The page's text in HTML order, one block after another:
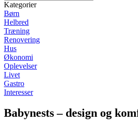
Kategorier
Børn
Helbred
Træning
Renovering
Hus
Økonomi
Oplevelser
Livet
Gastro
Interesser
Babynests – design og